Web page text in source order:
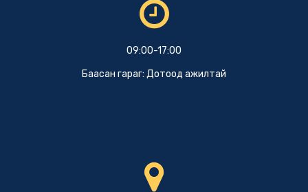
09:00-17:00
Баасан гараг: Дотоод ажилтай